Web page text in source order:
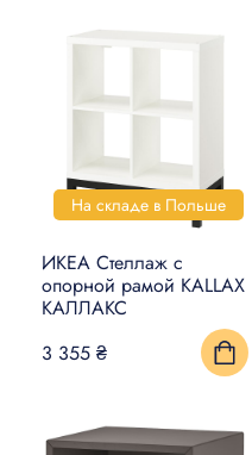
На складе в Польше
ИКЕА Стеллаж с
опорной рамой KALLAX
КАЛЛАКС
3 355 ₴